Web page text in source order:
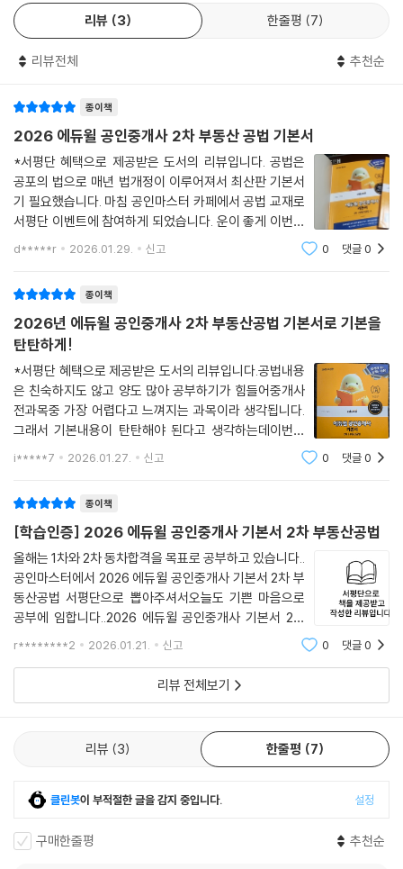
CHAPTER 04 비용부담 등
제1절 비용의 부담 및 조달
제2절 정비기반시설 및 국공유재산
CHAPTER 05 정비사업전문관리업 및 감독
제1절 정비사업전문관리업
제2절 감독
CHAPTER 06 보칙 및 벌칙
PART 4 건축법
CHAPTER 01 총칙
제1절 총설
제2절 용어의 정의
제3절 건축법의 적용범위
제4절 건축위원회 및 전문위원회
CHAPTER 02 건축물의 건축
제2절 허가에 따른 의제사항 및 변경사항
제4절 사용승인 및 용도변경
CHAPTER 03 건축물의 대지와 도로
제1절 대지 및 공개공지등
제2절 도로 및 건축선
CHAPTER 04 건축물의 구조 및 재료
CHAPTER 05 지역 및 지구 안의 건축물
제2절 면적 산정방법
리뷰 3 한줄평 7
리뷰전체 추천순
종이책
2026 에듀윌 공인중개사 2차 부동산 공법 기본서
*서평단 혜택으로 제공받은 도서의 리뷰입니다. 공법은
공포의 법으로 매년 법개정이 이루어져서 최산판 기본서
기 필요했습니다. 마침 공인마스터 카페에서 공법 교재로
서평단 이벤트에 참여하게 되었습니다. 운이 좋게 이번에
당첨이 되었네요. 열심히 공부하겠습니다. 2차 시험 중에
d*****r 2026.01.29. 신고 0 댓글0
종이책
2026년 에듀윌 공인중개사 2차 부동산공법 기본서로 기본을
탄탄하게!
*서평단 혜택으로 제공받은 도서의 리뷰입니다.공법내용
은 친숙하지도 않고 양도 많아 공부하기가 힘들어중개사
전과목중 가장 어렵다고 느껴지는 과목이라 생각됩니다.
그래서 기본내용이 탄탄해야 된다고 생각하는데이번에
제가 존경하는 교수님의 기본서가 에듀윌에서 출판되어
i*****7 2026.01.27. 신고 0 댓글0
종이책
[학습인증] 2026 에듀윌 공인중개사 기본서 2차 부동산공법
올해는 1차와 2차 동차합격을 목표로 공부하고 있습니다..
공인마스터에서 2026 에듀윌 공인중개사 기본서 2차 부
동산공법 서평단으로 뽑아주셔서오늘도 기쁜 마음으로
공부에 임합니다.. 2026 에듀윌 공인중개사 기본서 2차
부동산공법 교재의 모습입니다.상/하권 2개의 공법교재
상으로 저는 분리 했습니다... 합격을 위한
r********2 2026.01.21. 신고 0 댓글0
리뷰 전체보기
리뷰 3 한줄평 7
클린봇이 부적절한 글을 감지 중입니다. 설정
구매한줄평 추천순